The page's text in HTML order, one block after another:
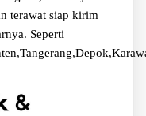
terawat siap kirim
Seperti